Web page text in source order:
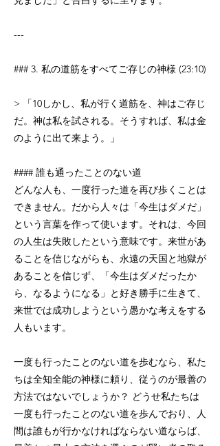
---
### 3. 私の道筋をすべてご存じの神様 (23:10)
> 「10しかし、私が行く道筋を、神はご存じ
だ。神は私を試される。そうすれば、私は金
のように出て来よう。」
#### 誰も通ったことのない道
どんな人も、一度行った道を再び歩くことは
できません。だから人々は「今生はダメだ」
という言葉を作って使います。それは、今回
の人生は失敗したという意味です。来世があ
ることを信じながらも、永遠の天国と地獄が
あることを信じず、「今生はダメだったか
ら、なるようになる」と好き勝手に生きて、
来世では成功しようという愚かな考えをする
人もいます。
一度も行ったことのない道を歩むなら、私た
ちは全知全能の神様に頼り、従うのが最善の
方法ではないでしょうか？ どうせ私たちは
一度も行ったことのない道を歩んでおり、人
間は誰もが行かなければならない道ならば、